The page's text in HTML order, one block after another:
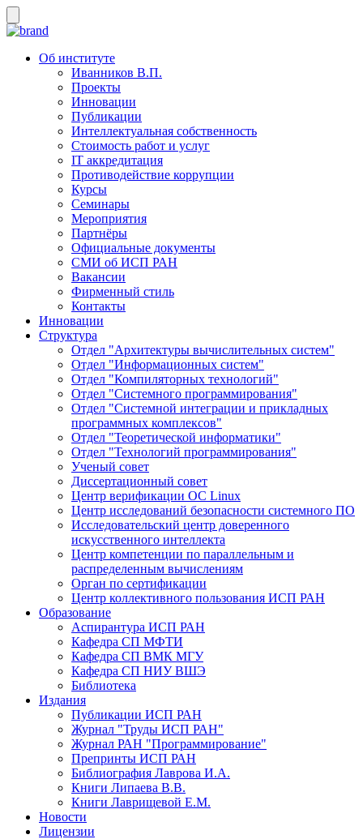
Об институте
Иванников В.П.
Проекты
Инновации
Публикации
Интеллектуальная собственность
Стоимость работ и услуг
IT аккредитация
Противодействие коррупции
Курсы
Семинары
Мероприятия
Партнёры
Официальные документы
СМИ об ИСП РАН
Вакансии
Фирменный стиль
Контакты
Инновации
Структура
Отдел "Архитектуры вычислительных систем"
Отдел "Информационных систем"
Отдел "Компиляторных технологий"
Отдел "Системного программирования"
Отдел "Системной интеграции и прикладных
программных комплексов"
Отдел "Теоретической информатики"
Отдел "Технологий программирования"
Ученый совет
Диссертационный совет
Центр верификации ОС Linux
Центр исследований безопасности системного ПО
Исследовательский центр доверенного
искусственного интеллекта
Центр компетенции по параллельным и
распределенным вычислениям
Орган по сертификации
Центр коллективного пользования ИСП РАН
Образование
Аспирантура ИСП РАН
Кафедра СП МФТИ
Кафедра СП ВМК МГУ
Кафедра СП НИУ ВШЭ
Библиотека
Издания
Публикации ИСП РАН
Журнал "Труды ИСП РАН"
Журнал РАН "Программирование"
Препринты ИСП РАН
Библиография Лаврова И.А.
Книги Липаева В.В.
Книги Лаврищевой Е.М.
Новости
Лицензии